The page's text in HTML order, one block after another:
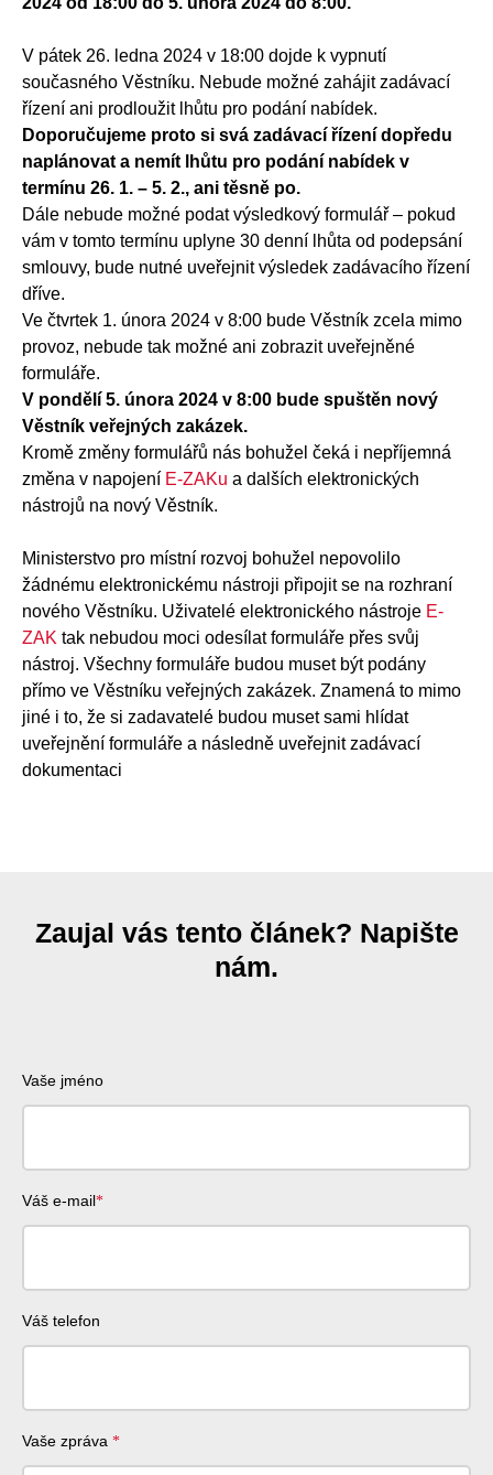
V pátek 26. ledna 2024 v 18:00 dojde k vypnutí
současného Věstníku. Nebude možné zahájit zadávací
řízení ani prodloužit lhůtu pro podání nabídek.
Doporučujeme proto si svá zadávací řízení dopředu
naplánovat a nemít lhůtu pro podání nabídek v
termínu 26. 1. – 5. 2., ani těsně po.
Dále nebude možné podat výsledkový formulář – pokud
vám v tomto termínu uplyne 30 denní lhůta od podepsání
smlouvy, bude nutné uveřejnit výsledek zadávacího řízení
dříve.
Ve čtvrtek 1. února 2024 v 8:00 bude Věstník zcela mimo
provoz, nebude tak možné ani zobrazit uveřejněné
formuláře.
V pondělí 5. února 2024 v 8:00 bude spuštěn nový
Věstník veřejných zakázek.
Kromě změny formulářů nás bohužel čeká i nepříjemná
změna v napojení E-ZAKu a dalších elektronických
nástrojů na nový Věstník.
Ministerstvo pro místní rozvoj bohužel nepovolilo
žádnému elektronickému nástroji připojit se na rozhraní
nového Věstníku. Uživatelé elektronického nástroje E-
ZAK tak nebudou moci odesílat formuláře přes svůj
nástroj. Všechny formuláře budou muset být podány
přímo ve Věstníku veřejných zakázek. Znamená to mimo
jiné i to, že si zadavatelé budou muset sami hlídat
uveřejnění formuláře a následně uveřejnit zadávací
dokumentaci
Zaujal vás tento článek? Napište
nám.
Vaše jméno
Váš e-mail
Váš telefon
Vaše zpráva